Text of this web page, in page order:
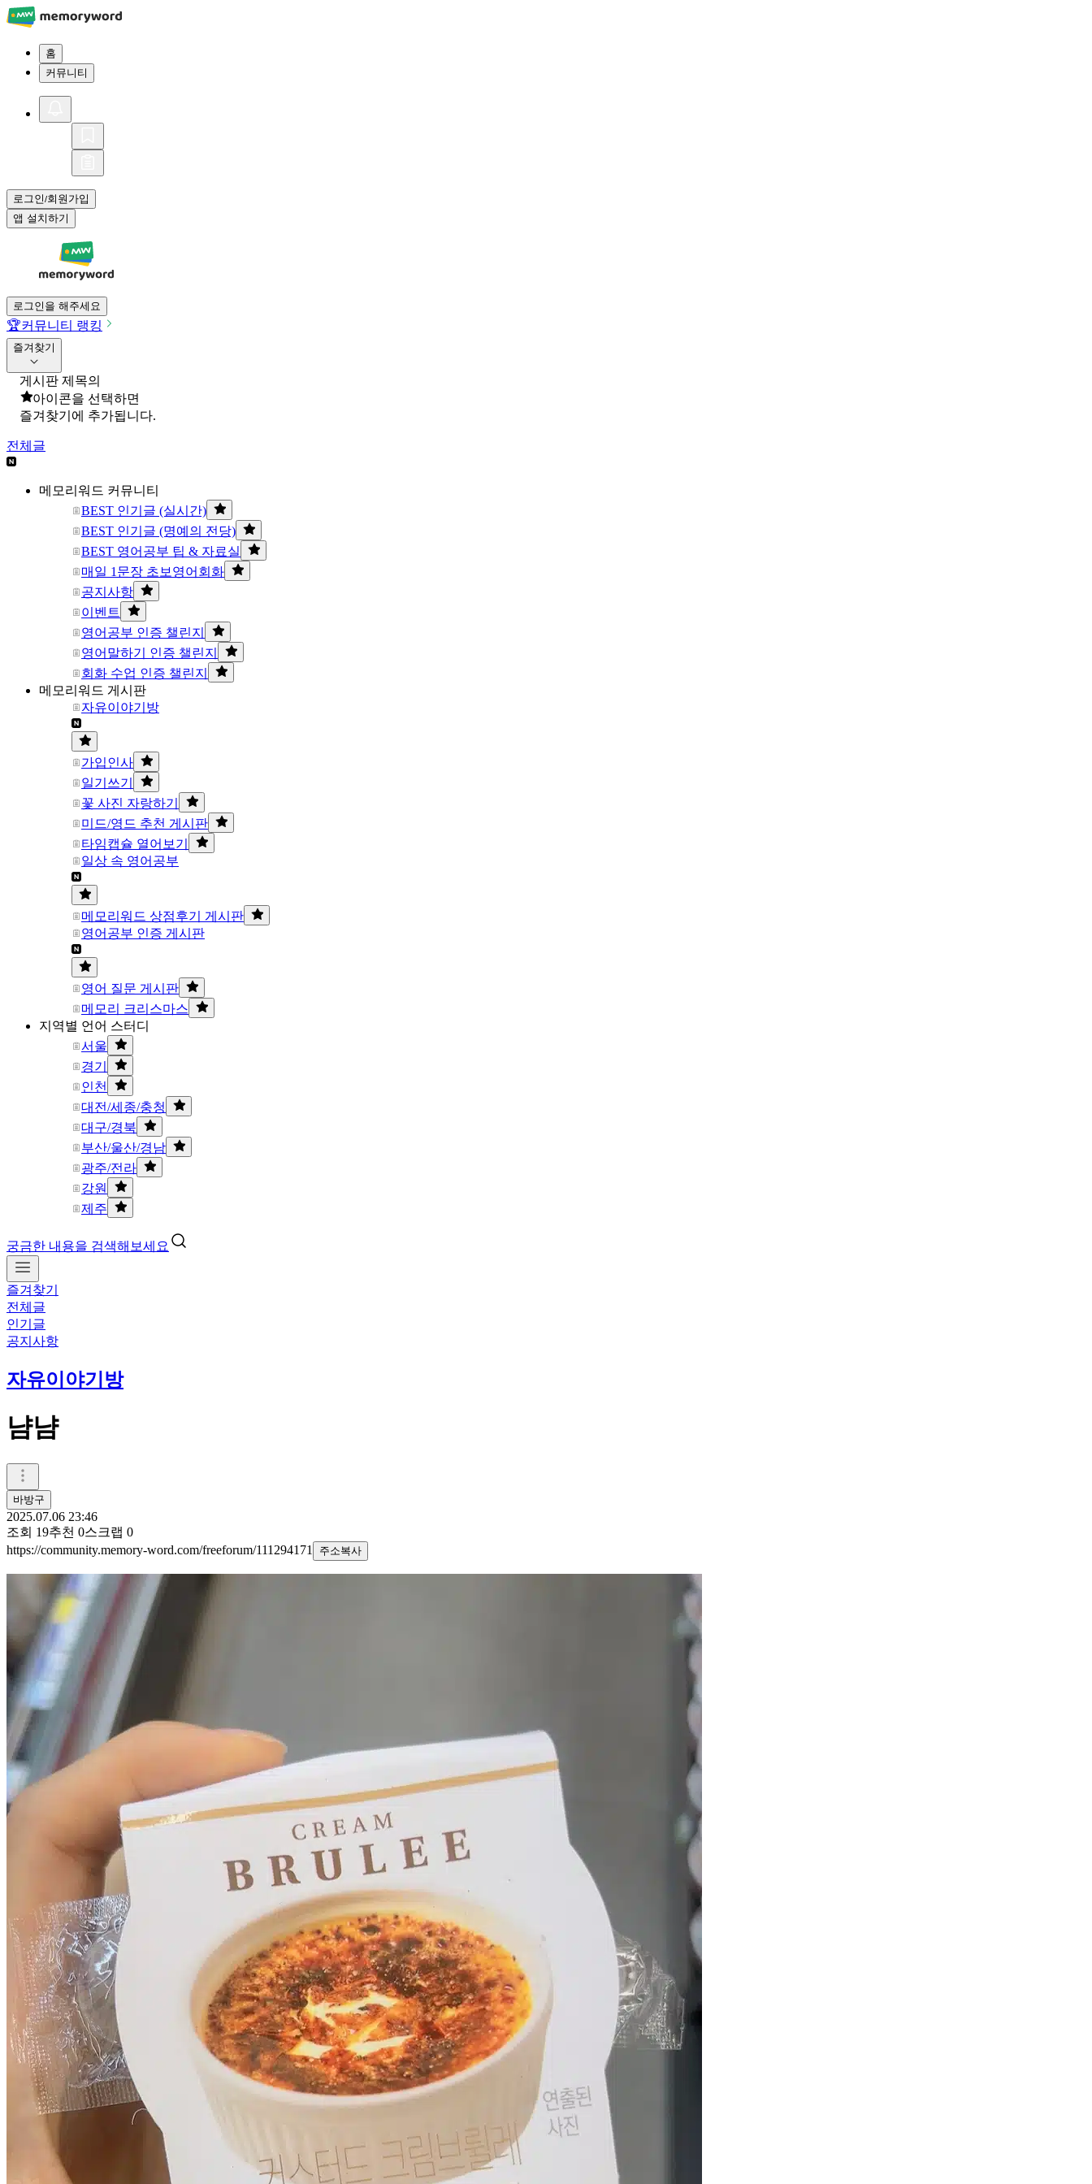
홈
커뮤니티
로그인/회원가입
앱 설치하기
로그인을 해주세요
🏆커뮤니티 랭킹
즐겨찾기
게시판 제목의
아이콘을 선택하면
즐겨찾기에 추가됩니다.
전체글
메모리워드 커뮤니티
BEST 인기글 (실시간)
BEST 인기글 (명예의 전당)
BEST 영어공부 팁 & 자료실
매일 1문장 초보영어회화
공지사항
이벤트
영어공부 인증 챌린지
영어말하기 인증 챌린지
회화 수업 인증 챌린지
메모리워드 게시판
자유이야기방
가입인사
일기쓰기
꽃 사진 자랑하기
미드/영드 추천 게시판
타임캡슐 열어보기
일상 속 영어공부
메모리워드 상점후기 게시판
영어공부 인증 게시판
영어 질문 게시판
메모리 크리스마스
지역별 언어 스터디
서울
경기
인천
대전/세종/충청
대구/경북
부산/울산/경남
광주/전라
강원
제주
궁금한 내용을 검색해보세요
즐겨찾기
전체글
인기글
공지사항
자유이야기방
냠냠
바방구
2025.07.06 23:46
조회 19추천 0스크랩 0
https://community.memory-word.com/freeforum/111294171
주소복사